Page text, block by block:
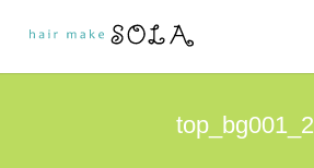
top_bg001_2